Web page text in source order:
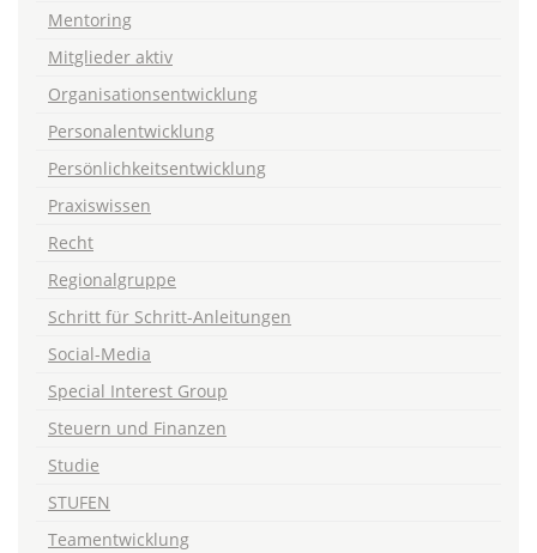
Mentoring
Mitglieder aktiv
Organisationsentwicklung
Personalentwicklung
Persönlichkeitsentwicklung
Praxiswissen
Recht
Regionalgruppe
Schritt für Schritt-Anleitungen
Social-Media
Special Interest Group
Steuern und Finanzen
Studie
STUFEN
Teamentwicklung